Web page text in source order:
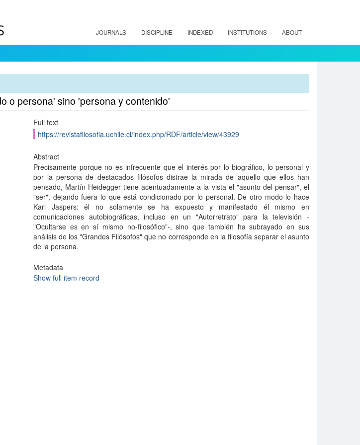
JOURNALS DISCIPLINE INDEXED INSTITUTIONS ABOUT
o persona' sino 'persona y contenido'
Full text
https://revistafilosofia.uchile.cl/index.php/RDF/article/view/43929
Abstract
Precisamente porque no es infrecuente que el interés por lo biográfico, lo personal y
por la persona de destacados filósofos distrae la mirada de aquello que ellos han
pensado, Martín Heidegger tiene acentuadamente a la vista el "asunto del pensar", el
"ser", dejando fuera lo que está condicionado por lo personal. De otro modo lo hace
Karl Jaspers: él no solamente se ha expuesto y manifestado él mismo en
comunicaciones autobiográficas, incluso en un "Autorretrato" para la televisión -
"Ocultarse es en sí mismo no-filosófico"-, sino que también ha subrayado en sus
análisis de los "Grandes Filósofos" que no corresponde en la filosofía separar el asunto
de la persona.
Metadata
Show full item record